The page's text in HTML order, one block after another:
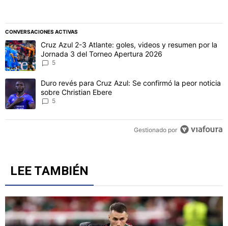
CONVERSACIONES ACTIVAS
Este listado muestra los artículos con más comentarios en los
Un artículo de tendencia con el título "Cruz Azul 2-3 Atlante:
Cruz Azul 2-3 Atlante: goles, videos y resumen por la
Jornada 3 del Torneo Apertura 2026
5
Un artículo de tendencia con el título "Duro revés para Cruz Azul:
Duro revés para Cruz Azul: Se confirmó la peor noticia
sobre Christian Ebere
5
Gestionado por
LEE TAMBIÉN